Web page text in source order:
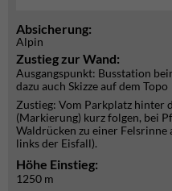
Absicherung:
Alpin
Zustieg zur Wand:
Ausgangspunkt: Busstation
dazu auch Skizze auf dem Topo
Zustieg: Vom Parkplatz hinter
(Markierung) kurz folgen, bei
Waldrücken zu einer Felsrinne
links der Eisfall).
Höhe Einstieg:
1250 m